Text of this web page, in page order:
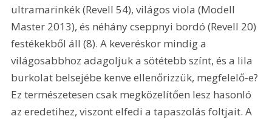
ultramarinkék (Revell 54), világos viola (Modell
Master 2013), és néhány cseppnyi bordó (Revell 20)
festékekből áll (8). A keveréskor mindig a
világosabbhoz adagoljuk a sötétebb színt, és a lila
burkolat belsejébe kenve ellenőrizzük, megfelelő-e?
Ez természetesen csak megközelítően lesz hasonló
az eredetihez, viszont elfedi a tapaszolás foltjait. A